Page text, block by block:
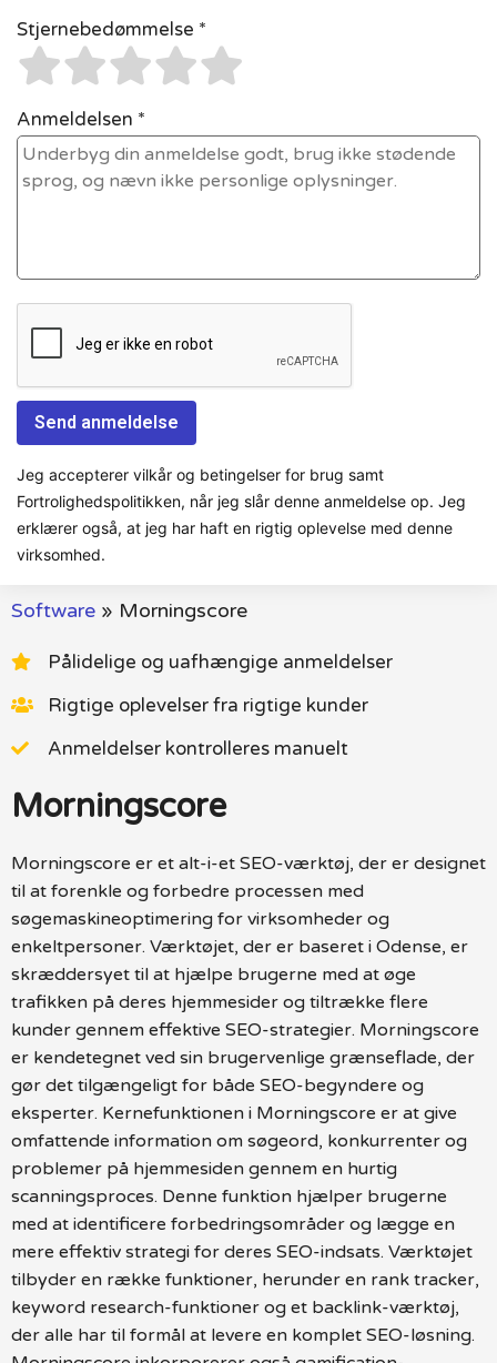
Stjernebedømmelse *
Anmeldelsen *
Jeg accepterer vilkår og betingelser for brug samt
Fortrolighedspolitikken, når jeg slår denne anmeldelse op. Jeg
erklærer også, at jeg har haft en rigtig oplevelse med denne
virksomhed.
Software » Morningscore
Pålidelige og uafhængige anmeldelser
Rigtige oplevelser fra rigtige kunder
Anmeldelser kontrolleres manuelt
Morningscore
Morningscore er et alt-i-et SEO-værktøj, der er designet
til at forenkle og forbedre processen med
søgemaskineoptimering for virksomheder og
enkeltpersoner. Værktøjet, der er baseret i Odense, er
skræddersyet til at hjælpe brugerne med at øge
trafikken på deres hjemmesider og tiltrække flere
kunder gennem effektive SEO-strategier. Morningscore
er kendetegnet ved sin brugervenlige grænseflade, der
gør det tilgængeligt for både SEO-begyndere og
eksperter. Kernefunktionen i Morningscore er at give
omfattende information om søgeord, konkurrenter og
problemer på hjemmesiden gennem en hurtig
scanningsproces. Denne funktion hjælper brugerne
med at identificere forbedringsområder og lægge en
mere effektiv strategi for deres SEO-indsats. Værktøjet
tilbyder en række funktioner, herunder en rank tracker,
keyword research-funktioner og et backlink-værktøj,
der alle har til formål at levere en komplet SEO-løsning.